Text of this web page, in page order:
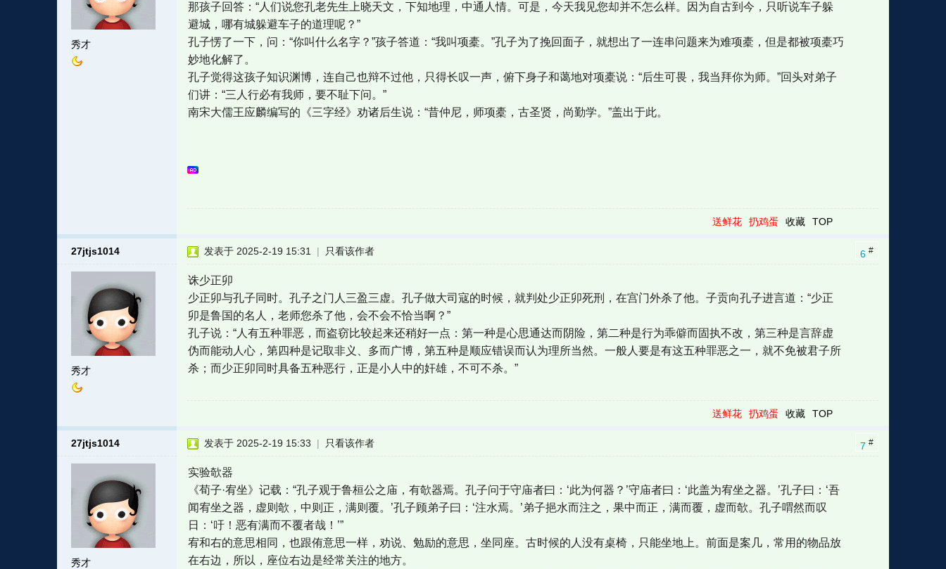
秀才
那孩子回答：“人们说您孔老先生上晓天文，下知地理，中通人情。可是，今天我见您却并不怎么样。因为自古到今，只听说车子躲
避城，哪有城躲避车子的道理呢？”
孔子愣了一下，问：“你叫什么名字？”孩子答道：“我叫项橐。”孔子为了挽回面子，就想出了一连串问题来为难项橐，但是都被项橐巧
妙地化解了。
孔子觉得这孩子知识渊博，连自己也辩不过他，只得长叹一声，俯下身子和蔼地对项橐说：“后生可畏，我当拜你为师。”回头对弟子
们讲：“三人行必有我师，要不耻下问。”
南宋大儒王应麟编写的《三字经》劝诸后生说：“昔仲尼，师项橐，古圣贤，尚勤学。”盖出于此。
送鲜花 扔鸡蛋 收藏 TOP
27jtjs1014
秀才
6 #
发表于 2025-2-19 15:31 | 只看该作者
诛少正卯
少正卯与孔子同时。孔子之门人三盈三虚。孔子做大司寇的时候，就判处少正卯死刑，在宫门外杀了他。子贡向孔子进言道：“少正
卯是鲁国的名人，老师您杀了他，会不会不恰当啊？”
孔子说：“人有五种罪恶，而盗窃比较起来还稍好一点：第一种是心思通达而阴险，第二种是行为乖僻而固执不改，第三种是言辞虚
伪而能动人心，第四种是记取非义、多而广博，第五种是顺应错误而认为理所当然。一般人要是有这五种罪恶之一，就不免被君子所
杀；而少正卯同时具备五种恶行，正是小人中的奸雄，不可不杀。”
送鲜花 扔鸡蛋 收藏 TOP
27jtjs1014
秀才
7 #
发表于 2025-2-19 15:33 | 只看该作者
实验欹器
《荀子·宥坐》记载：“孔子观于鲁桓公之庙，有欹器焉。孔子问于守庙者曰：‘此为何器？’守庙者曰：‘此盖为宥坐之器。’孔子曰：‘吾
闻宥坐之器，虚则欹，中则正，满则覆。’孔子顾弟子曰：‘注水焉。’弟子挹水而注之，果中而正，满而覆，虚而欹。孔子喟然而叹
日：‘吁！恶有满而不覆者哉！’”
宥和右的意思相同，也跟侑意思一样，劝说、勉励的意思，坐同座。古时候的人没有桌椅，只能坐地上。前面是案几，常用的物品放
在右边，所以，座位右边是经常关注的地方。